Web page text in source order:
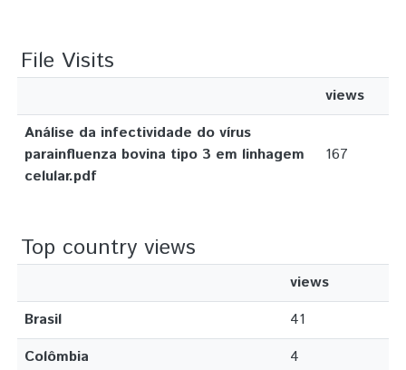
File Visits
views
Análise da infectividade do vírus
parainfluenza bovina tipo 3 em linhagem
celular.pdf
167
Top country views
views
Brasil
41
Colômbia
4